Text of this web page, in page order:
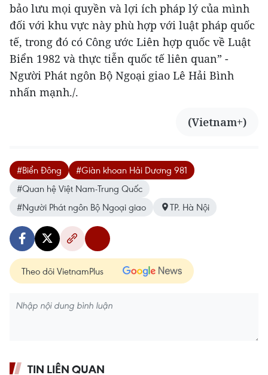
bảo lưu mọi quyền và lợi ích pháp lý của mình
đối với khu vực này phù hợp với luật pháp quốc
tế, trong đó có Công ước Liên hợp quốc về Luật
Biển 1982 và thực tiễn quốc tế liên quan” -
Người Phát ngôn Bộ Ngoại giao Lê Hải Bình
nhấn mạnh./.
(Vietnam+)
#Biển Đông
#Giàn khoan Hải Dương 981
#Quan hệ Việt Nam-Trung Quốc
#Người Phát ngôn Bộ Ngoại giao
TP. Hà Nội
Theo dõi VietnamPlus
TIN LIÊN QUAN